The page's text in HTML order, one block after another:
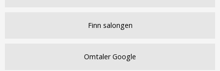
Finn salongen
Omtaler Google